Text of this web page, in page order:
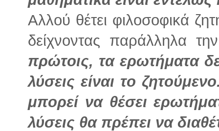
Αλλού θέτει φιλοσοφικά
δείχνοντας παράλληλα
πρώτοις, τα ερωτήματα
λύσεις είναι το
μπορεί να θέσει
λύσεις θα πρέπει να